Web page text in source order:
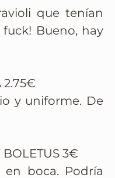
que tenían
Bueno, hay
2.75€
y uniforme. De
BOLETUS 3€
en boca. Podría